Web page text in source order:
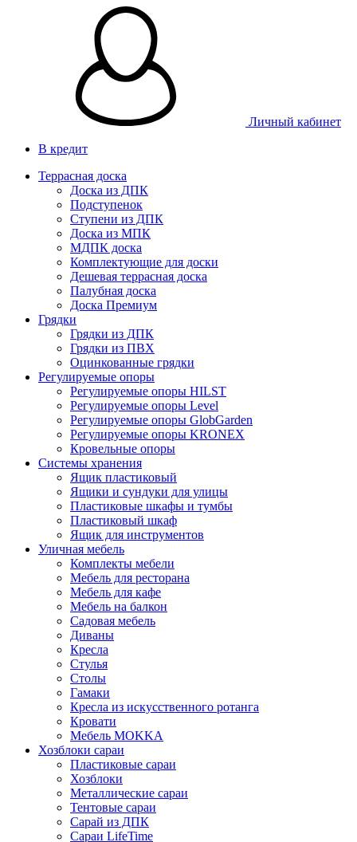
Личный кабинет
В кредит
Террасная доска
Доска из ДПК
Подступенок
Ступени из ДПК
Доска из МПК
МДПК доска
Комплектующие для доски
Дешевая террасная доска
Палубная доска
Доска Премиум
Грядки
Грядки из ДПК
Грядки из ПВХ
Оцинкованные грядки
Регулируемые опоры
Регулируемые опоры HILST
Регулируемые опоры Level
Регулируемые опоры GlobGarden
Регулируемые опоры KRONEX
Кровельные опоры
Системы хранения
Ящик пластиковый
Ящики и сундуки для улицы
Пластиковые шкафы и тумбы
Пластиковый шкаф
Ящик для инструментов
Уличная мебель
Комплекты мебели
Мебель для ресторана
Мебель для кафе
Мебель на балкон
Садовая мебель
Диваны
Кресла
Стулья
Столы
Гамаки
Кресла из искусственного ротанга
Кровати
Мебель MOKKA
Хозблоки сараи
Пластиковые сараи
Хозблоки
Металлические сараи
Тентовые сараи
Сарай из ДПК
Cараи LifeTime